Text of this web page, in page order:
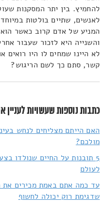
להחמיץ. בין יתר המסקנות
לאנשים, שתיים בולטות
המניע של אדם קרוב כאשר
והשנייה היא לזכור שעבור
לא היינו שמחים לו היו רואים
קשר, סתם כך לשם הריגוש?
כתבות נוספות שעשויות לעניין
האם הייתם מצליחים לנחש
מולכם?
לעולם
עד כמה אתם באמת מכירים
שדגימת רוק יכולה לחשוף